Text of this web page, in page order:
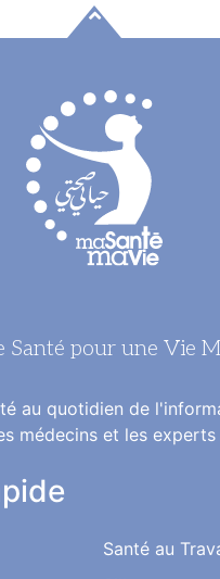
Santé pour une Vie
au quotidien de
médecins et les experts
Santé au